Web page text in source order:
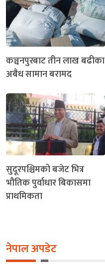
कञ्चनपुरबाट तीन लाख बढीका
अबैध सामान बरामद
सुदूरपश्चिमको बजेट भित्र
भौतिक पुर्वाधार बिकासमा
प्राथमिकता
नेपाल अपडेट